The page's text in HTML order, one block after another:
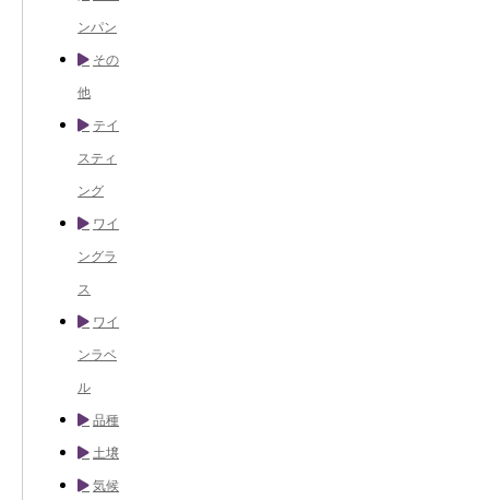
ンパン
その
他
テイ
スティ
ング
ワイ
ングラ
ス
ワイ
ンラベ
ル
品種
土壌
気候